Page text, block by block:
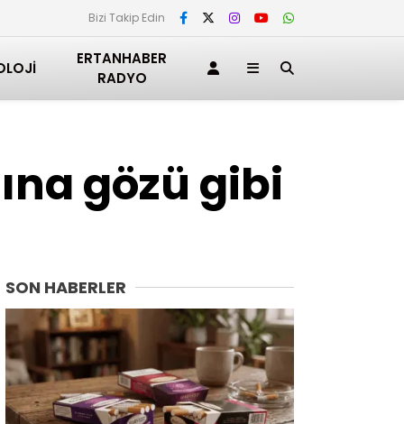
Bizi Takip Edin
ERTANHABER
RADYO
gözü gibi
SON HABERLER